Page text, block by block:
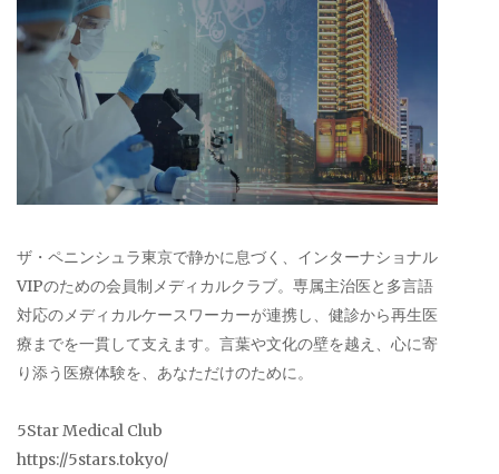
ザ・ペニンシュラ東京で静かに息づく、インターナショナル
VIPのための会員制メディカルクラブ。専属主治医と多言語
対応のメディカルケースワーカーが連携し、健診から再生医
療までを一貫して支えます。言葉や文化の壁を越え、心に寄
り添う医療体験を、あなただけのために。
5Star Medical Club
https://5stars.tokyo/